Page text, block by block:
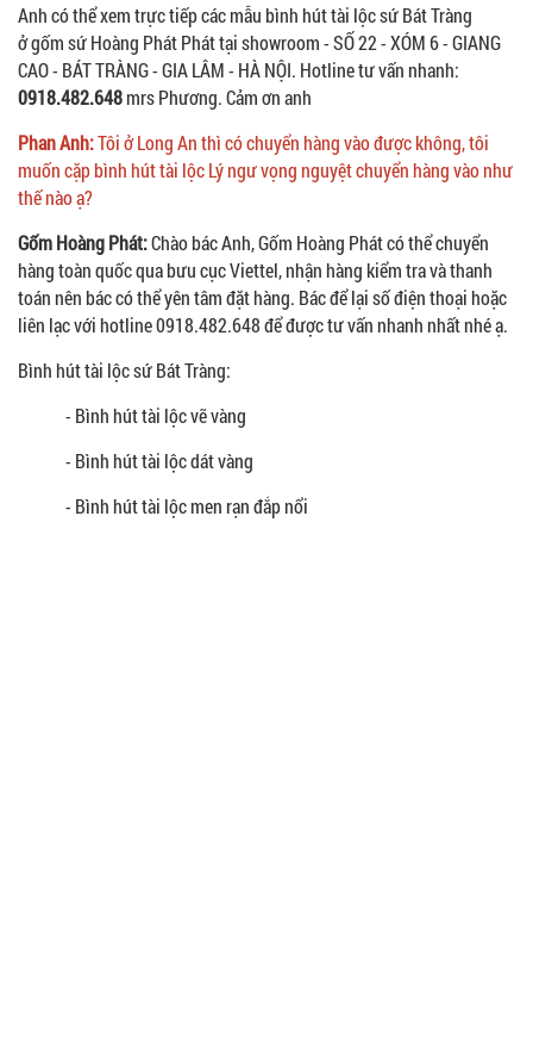
Anh có thể xem trực tiếp các mẫu bình hút tài lộc sứ Bát Tràng
ở gốm sứ Hoàng Phát Phát tại showroom - SỐ 22 - XÓM 6 - GIANG
CAO - BÁT TRÀNG - GIA LÂM - HÀ NỘI. Hotline tư vấn nhanh:
0918.482.648mrs Phương. Cảm ơn anh
Phan Anh:Tôi ở Long An thì có chuyển hàng vào được không, tôi
muốn cặp bình hút tài lộc Lý ngư vọng nguyệt chuyển hàng vào như
thế nào ạ?
Gốm Hoàng Phát:Chào bác Anh, Gốm Hoàng Phát có thể chuyển
hàng toàn quốc qua bưu cục Viettel, nhận hàng kiểm tra và thanh
toán nên bác có thể yên tâm đặt hàng. Bác để lại số điện thoại hoặc
liên lạc với hotline 0918.482.648 để được tư vấn nhanh nhất nhé ạ.
Bình hút tài lộc sứ Bát Tràng:
- Bình hút tài lộc vẽ vàng
- Bình hút tài lộc dát vàng
- Bình hút tài lộc men rạn đắp nổi